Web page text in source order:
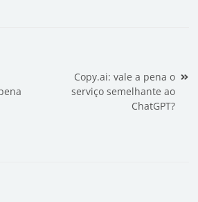
Copy.ai: vale a pena o
serviço semelhante ao
ChatGPT?